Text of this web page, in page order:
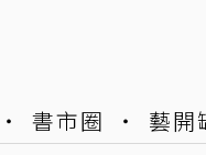
書市圈 藝開